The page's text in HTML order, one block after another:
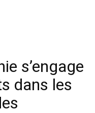
s’engage
dans les